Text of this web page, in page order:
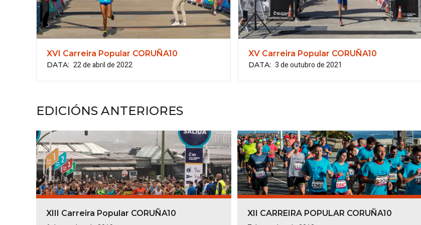
XVI Carreira Popular CORUÑA10
DATA: 22 de abril de 2022
XV Carreira Popular CORUÑA10
DATA: 3 de outubro de 2021
EDICIÓNS ANTERIORES
XIII Carreira Popular CORUÑA10 XII CARREIRA POPULAR CORUÑA10